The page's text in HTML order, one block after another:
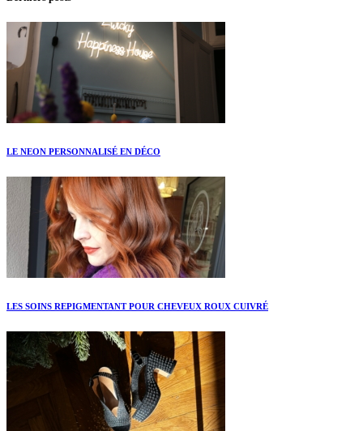
LE NEON PERSONNALISÉ EN DÉCO
LES SOINS REPIGMENTANT POUR CHEVEUX ROUX CUIVRÉ